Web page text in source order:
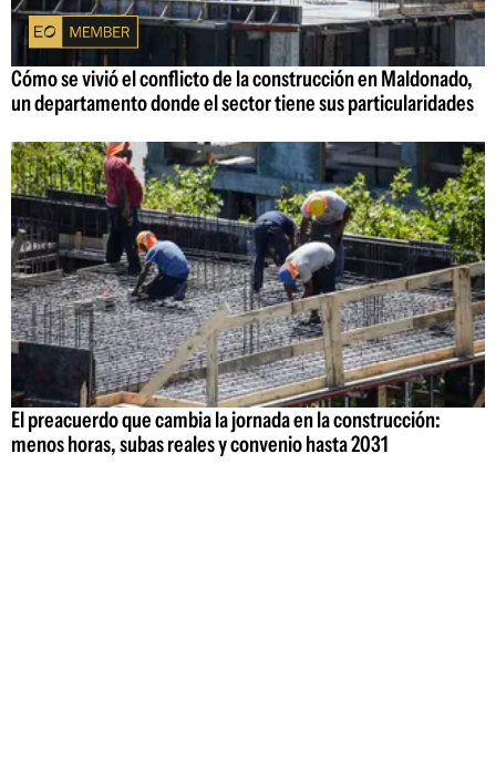
Cómo se vivió el conflicto de la construcción en Maldonado,
un departamento donde el sector tiene sus particularidades
El preacuerdo que cambia la jornada en la construcción:
menos horas, subas reales y convenio hasta 2031